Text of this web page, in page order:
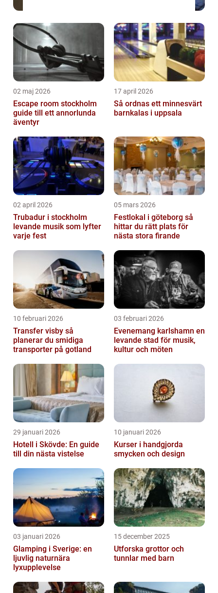
02 maj 2026
Escape room stockholm
guide till ett annorlunda
äventyr
17 april 2026
Så ordnas ett minnesvärt
barnkalas i uppsala
02 april 2026
Trubadur i stockholm
levande musik som lyfter
varje fest
05 mars 2026
Festlokal i göteborg så
hittar du rätt plats för
nästa stora firande
10 februari 2026
Transfer visby så
planerar du smidiga
transporter på gotland
03 februari 2026
Evenemang karlshamn en
levande stad för musik,
kultur och möten
29 januari 2026
Hotell i Skövde: En guide
till din nästa vistelse
10 januari 2026
Kurser i handgjorda
smycken och design
03 januari 2026
Glamping i Sverige: en
ljuvlig naturnära
lyxupplevelse
15 december 2025
Utforska grottor och
tunnlar med barn